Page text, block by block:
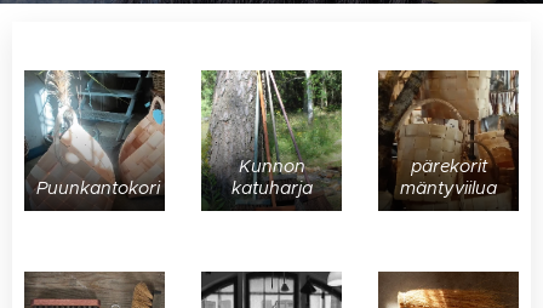
Puunkantokori
Kunnon
katuharja
pärekorit
mäntyviilua